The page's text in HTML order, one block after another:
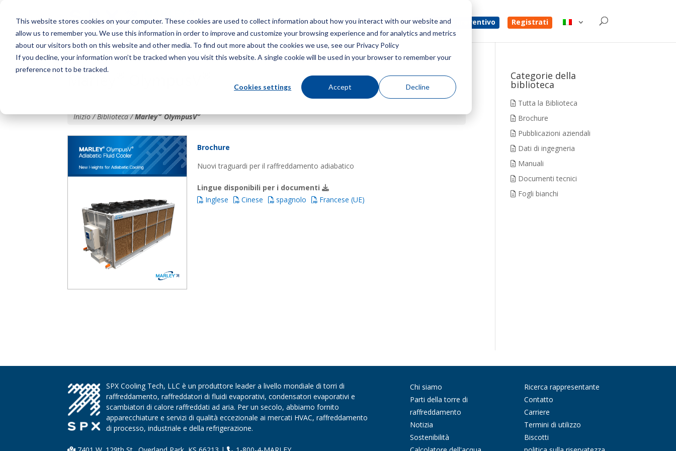
This website stores cookies on your computer. These cookies are used to collect information about how you interact with our website and
allow us to remember you. We use this information in order to improve and customize your browsing experience and for analytics and metrics
about our visitors both on this website and other media. To find out more about the cookies we use, see our Privacy Policy
If you decline, your information won’t be tracked when you visit this website. A single cookie will be used in your browser to remember your
preference not to be tracked.
Cookies settings Accept Decline
Menù Ottieni un preventivo Registrati
Inizio / Biblioteca /Marley®OlympusV®
Brochure
Nuovi traguardi per il raffreddamento adiabatico
Lingue disponibili per i documenti
Inglese
Cinese spagnolo Francese (UE)
Categorie della
biblioteca
Tutta la Biblioteca
Brochure
Pubblicazioni aziendali
Dati di ingegneria
Manuali
Documenti tecnici
Fogli bianchi
SPX Cooling Tech, LLC è un produttore leader a livello mondiale di torri di
raffreddamento, raffreddatori di fluidi evaporativi, condensatori evaporativi e
scambiatori di calore raffreddati ad aria. Per un secolo, abbiamo fornito
apparecchiature e servizi di qualità eccezionale ai mercati HVAC, raffreddamento
di processo, industriale e della refrigerazione.
Chi siamo
Parti della torre di
raffreddamento
Notizia
Sostenibilità
Ricerca rappresentante
Contatto
Carriere
Termini di utilizzo
Biscotti